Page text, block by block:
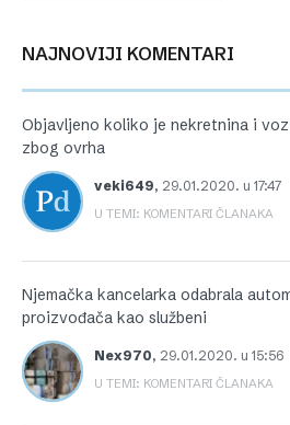
NAJNOVIJI KOMENTARI
Objavljeno koliko je nekretnina i
zbog ovrha
veki649, 29.01.2020. u 17:47
U TEMI: KOMENTARI ČLANAKA
Njemačka kancelarka odabrala
proizvođača kao službeni
Nex970, 29.01.2020. u 15:56
U TEMI: KOMENTARI ČLANAKA